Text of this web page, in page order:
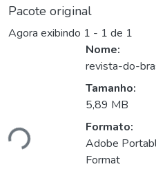
Pacote original
Agora exibindo 1 - 1 de 1
Nome:
revista-do-
Tamanho:
5,89 MB
Formato:
Adobe
Format